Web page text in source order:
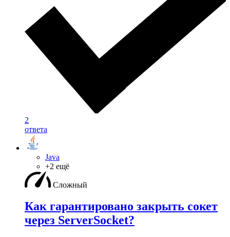
2
ответа
Java
+2 ещё
Сложный
Как гарантировано закрыть сокет
через ServerSocket?